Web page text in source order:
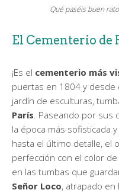
Qué paséis buen
El Cementerio de
¡Es el cementerio más
puertas en 1804 y
jardín de esculturas,
París . Paseando por
la época más sofisticada
hasta el último detalle, el
perfección con el color
en las tumbas que
Señor Loco, atrapado en